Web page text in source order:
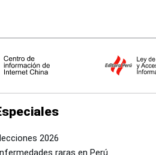
2026
raras en Perú